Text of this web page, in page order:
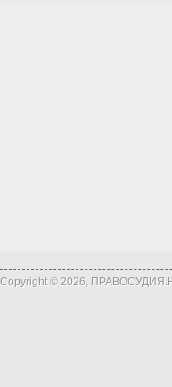
Copyright © 2026,